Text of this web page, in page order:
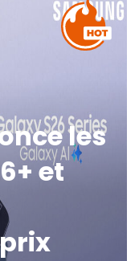
les
et